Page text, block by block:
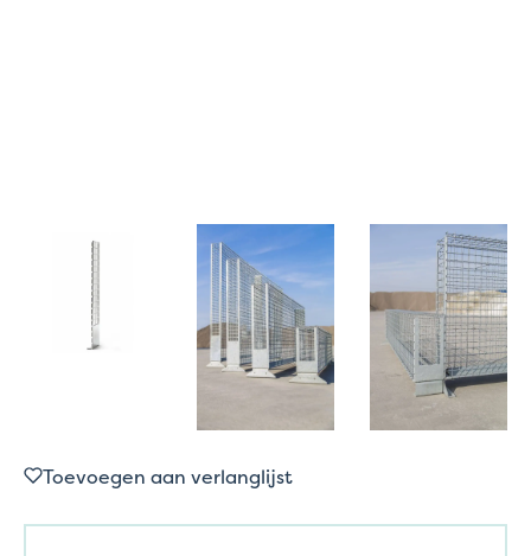
Toevoegen aan verlanglijst